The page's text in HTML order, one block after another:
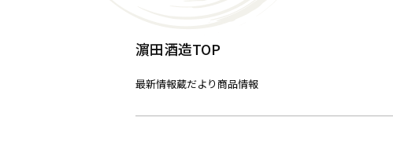
濵田酒造TOP
最新情報蔵だより 商品情報